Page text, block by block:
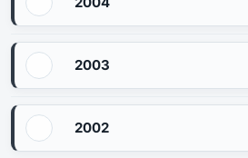
2003
2002